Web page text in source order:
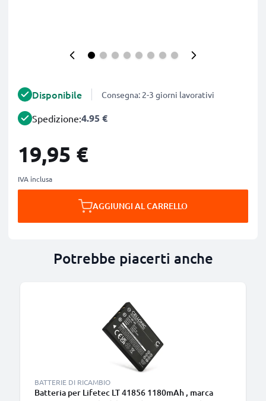
Disponibile Consegna: 2-3 giorni lavorativi
Spedizione:4.95 €
19,95 €
IVA inclusa
AGGIUNGI AL CARRELLO
Potrebbe piacerti anche
BATTERIE DI RICAMBIO
Batteria per Lifetec LT 41856 1180mAh , marca